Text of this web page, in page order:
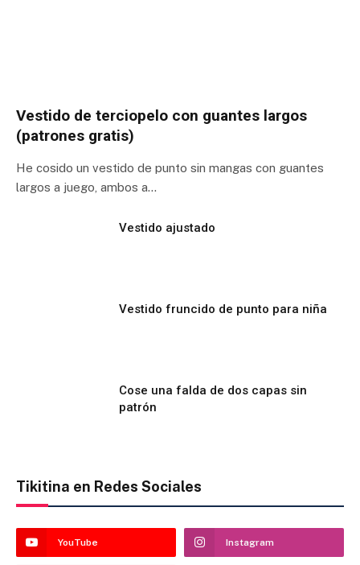
Vestido de terciopelo con guantes largos
(patrones gratis)
He cosido un vestido de punto sin mangas con guantes
largos a juego, ambos a…
Vestido ajustado
Vestido fruncido de punto para niña
Cose una falda de dos capas sin
patrón
Tikitina en Redes Sociales
YouTube Instagram